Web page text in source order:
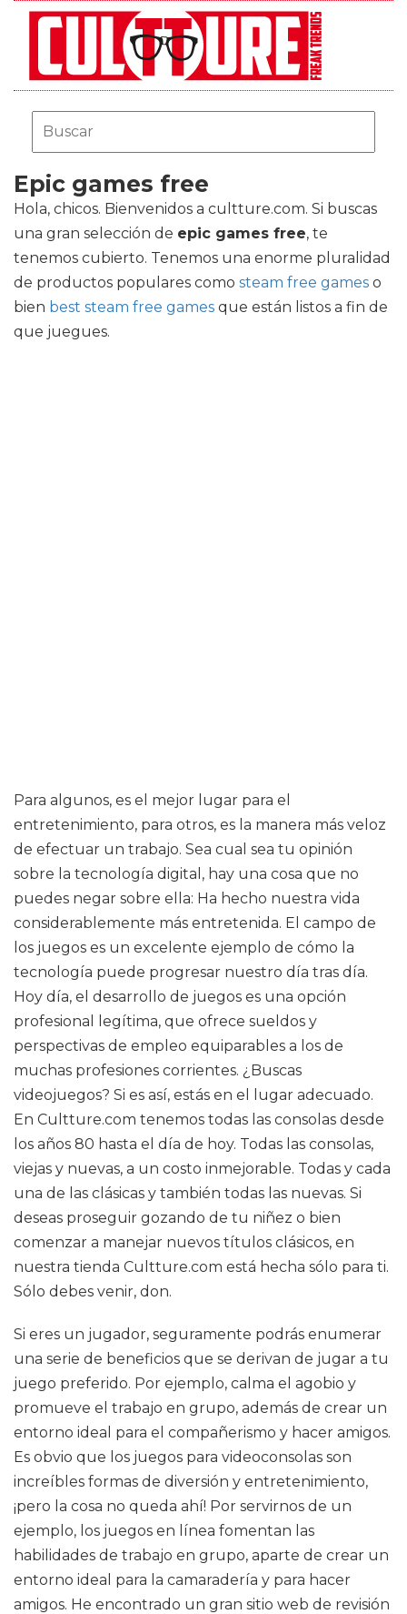
Epic games free
Hola, chicos. Bienvenidos a cultture.com. Si buscas
una gran selección de epic games free, te
tenemos cubierto. Tenemos una enorme pluralidad
de productos populares como steam free games o
bien best steam free games que están listos a fin de
que juegues.
Para algunos, es el mejor lugar para el
entretenimiento, para otros, es la manera más veloz
de efectuar un trabajo. Sea cual sea tu opinión
sobre la tecnología digital, hay una cosa que no
puedes negar sobre ella: Ha hecho nuestra vida
considerablemente más entretenida. El campo de
los juegos es un excelente ejemplo de cómo la
tecnología puede progresar nuestro día tras día.
Hoy día, el desarrollo de juegos es una opción
profesional legítima, que ofrece sueldos y
perspectivas de empleo equiparables a los de
muchas profesiones corrientes. ¿Buscas
videojuegos? Si es así, estás en el lugar adecuado.
En Cultture.com tenemos todas las consolas desde
los años 80 hasta el día de hoy. Todas las consolas,
viejas y nuevas, a un costo inmejorable. Todas y cada
una de las clásicas y también todas las nuevas. Si
deseas proseguir gozando de tu niñez o bien
comenzar a manejar nuevos títulos clásicos, en
nuestra tienda Cultture.com está hecha sólo para ti.
Sólo debes venir, don.
Si eres un jugador, seguramente podrás enumerar
una serie de beneficios que se derivan de jugar a tu
juego preferido. Por ejemplo, calma el agobio y
promueve el trabajo en grupo, además de crear un
entorno ideal para el compañerismo y hacer amigos.
Es obvio que los juegos para videoconsolas son
increíbles formas de diversión y entretenimiento,
¡pero la cosa no queda ahí! Por servirnos de un
ejemplo, los juegos en línea fomentan las
habilidades de trabajo en grupo, aparte de crear un
entorno ideal para la camaradería y para hacer
amigos. He encontrado un gran sitio web de revisión